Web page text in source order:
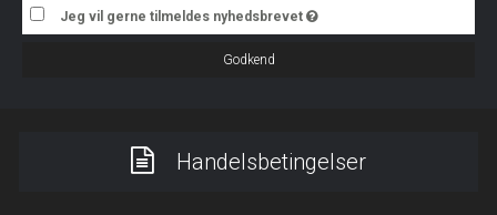
Jeg vil gerne tilmeldes nyhedsbrevet
Godkend
Handelsbetingelser